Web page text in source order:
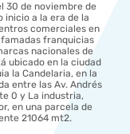
30 de noviembre de
inicio a la era de la
comerciales en
franquicias
nacionales de
ubicado en la ciudad
la Candelaria, en la
entre las Av. Andrés
0 y La industria,
en una parcela de
21064 mt2.